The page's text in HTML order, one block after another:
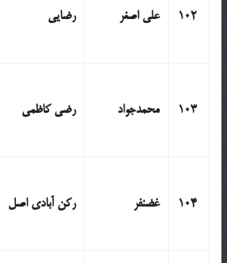
102 علی اصغر رضایی
103 محمدجواد رضی کاظمی
104 غضنفر رکن آبادی اصل